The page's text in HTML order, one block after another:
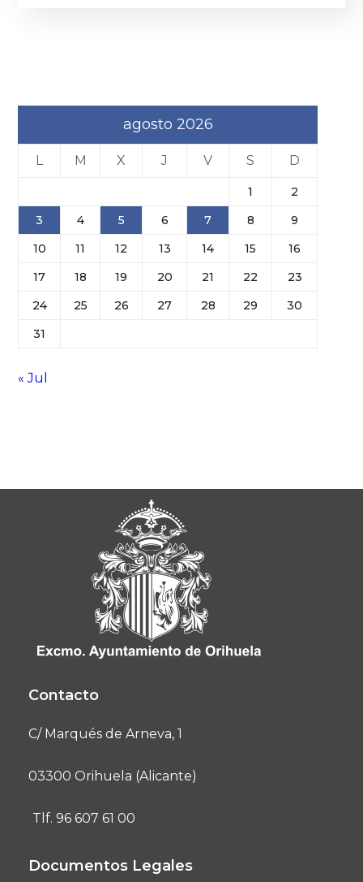
agosto 2026
L M X J V S D
1
2
3
4 5 6 7 8
9
10
11 12 13 14 15
16
17
18 19 20 21 22
23
24
25 26 27 28 29
30
31
« Jul
Contacto
C/ Marqués de Arneva, 1
03300 Orihuela (Alicante)
Tlf. 96 607 61 00
Documentos Legales